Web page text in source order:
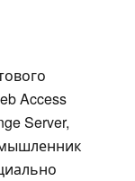
Access
Server,